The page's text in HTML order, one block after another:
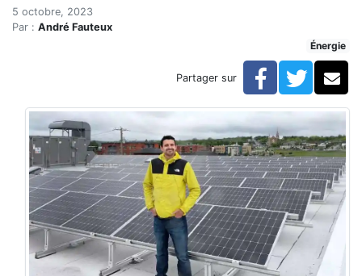
Accueil
En kiosque!
Hydro-Québec veut 125 000 autoproducteurs
Hydro-Québec veut 125 000
5 octobre, 2023
Par : André Fauteux
Énergie
Partager sur Facebook